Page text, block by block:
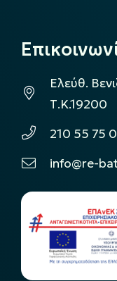
Ελεύθ.
Τ.Κ.19200
210 55 75
info@re-